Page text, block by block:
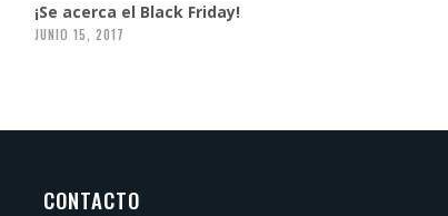
¡Se acerca el Black Friday!
JUNIO 15, 2017
CONTACTO